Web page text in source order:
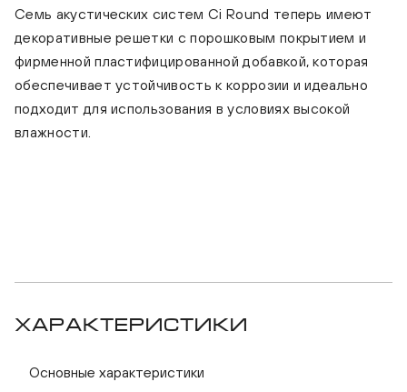
Семь акустических систем Ci Round теперь имеют
декоративные решетки с порошковым покрытием и
фирменной пластифицированной добавкой, которая
обеспечивает устойчивость к коррозии и идеально
подходит для использования в условиях высокой
влажности.
Характеристики
Основные характеристики